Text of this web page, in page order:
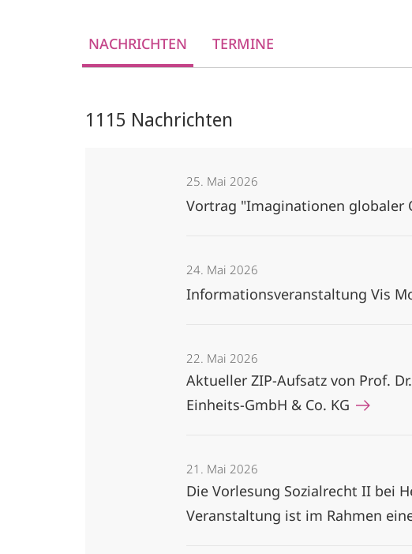
NACHRICHTEN TERMINE
1115 Nachrichten
25. Mai 2026
Vortrag "Imaginationen
24. Mai 2026
Informationsveranstaltung Vis
22. Mai 2026
Aktueller ZIP-Aufsatz von Prof.
Einheits-GmbH & Co. KG
21. Mai 2026
Die Vorlesung Sozialrecht II bei
Veranstaltung ist im Rahmen